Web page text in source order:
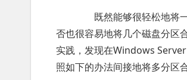
既然能够很轻松地将一
否也很容易地将几个磁盘分区
实践，发现在Windows
照如下的办法间接地将多分区